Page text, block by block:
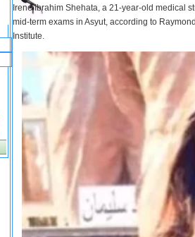
Irene Ibrahim Shehata, a 21-year-old medical
mid-term exams in Asyut, according to
Institute.